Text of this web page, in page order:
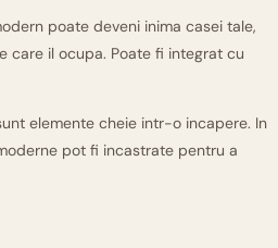
poate deveni inima casei tale,
care il ocupa. Poate fi integrat cu
elemente cheie intr-o incapere. In
pot fi incastrate pentru a